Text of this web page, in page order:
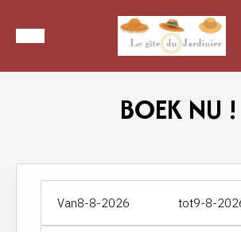
BOEK NU !
Van tot